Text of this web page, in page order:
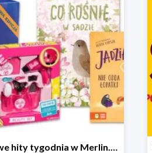
Cenowe hity tygodnia w Merlin.pl do -42%